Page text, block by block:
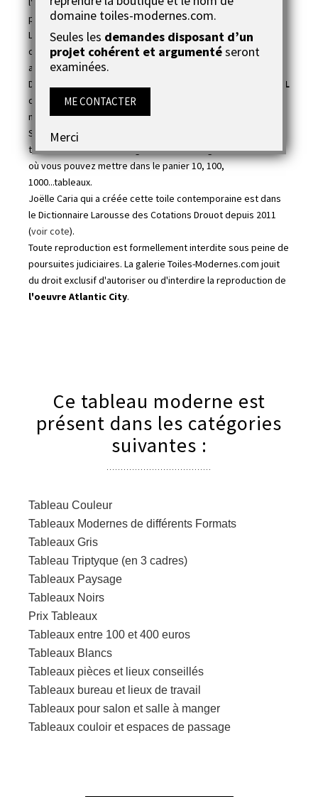
pour une exposition en intérieur et sublimer votre intérieur.
L’avantage du tableau Atlantic City, c’est qu’il a un certificat
d’authenticité. Ce document vous sera fourni par l’artiste
avec toutes les références de l’oeuvre.
Dès que vous aurez accroché ce
tableau panoramique XXL
dans la pièce, en quelques minutes votre déco n’aura plus la
même allure, il y aura une ambiance chic hors du commun..
Surtout n’allez pas comparer cette œuvre unique avec les
tableaux en série des magasins de bricolage ou sur Internet
où vous pouvez mettre dans le panier 10, 100,
1000...tableaux.
Joëlle Caria qui a créée cette toile contemporaine est dans
le Dictionnaire Larousse des Cotations Drouot depuis 2011
(voir cote).
Toute reproduction est formellement interdite sous peine de
poursuites judiciaires. La galerie Toiles-Modernes.com jouit
du droit exclusif d'autoriser ou d'interdire la reproduction de
l'oeuvre Atlantic City.
Ce tableau moderne est
présent dans les catégories
suivantes :
Tableau Couleur
Tableaux Modernes de différents Formats
Tableaux Gris
Tableau Triptyque (en 3 cadres)
Tableaux Paysage
Tableaux Noirs
Prix Tableaux
Tableaux entre 100 et 400 euros
Tableaux Blancs
Tableaux pièces et lieux conseillés
Tableaux bureau et lieux de travail
Tableaux pour salon et salle à manger
Tableaux couloir et espaces de passage
domaine toiles-modernes.com.
Seules les demandes disposant d’un
projet cohérent et argumentéseront
examinées.
ME CONTACTER
Merci